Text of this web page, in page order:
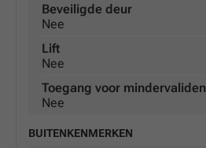
Beveiligde deur
Nee
Lift
Nee
Toegang voor mindervaliden
Nee
BUITENKENMERKEN